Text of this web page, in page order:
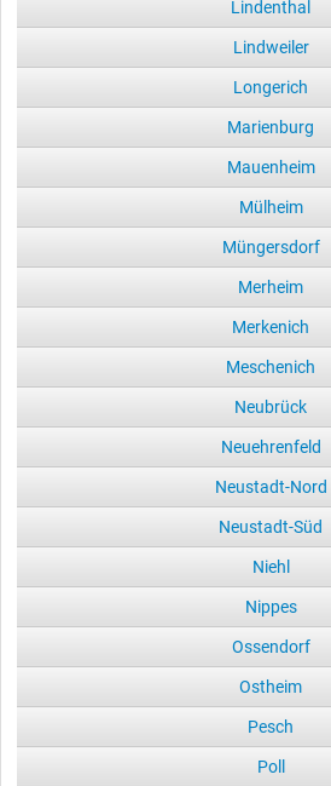
Lindenthal
Lindweiler
Longerich
Marienburg
Mauenheim
Mülheim
Müngersdorf
Merheim
Merkenich
Meschenich
Neubrück
Neuehrenfeld
Neustadt-Nord
Neustadt-Süd
Niehl
Nippes
Ossendorf
Ostheim
Pesch
Poll